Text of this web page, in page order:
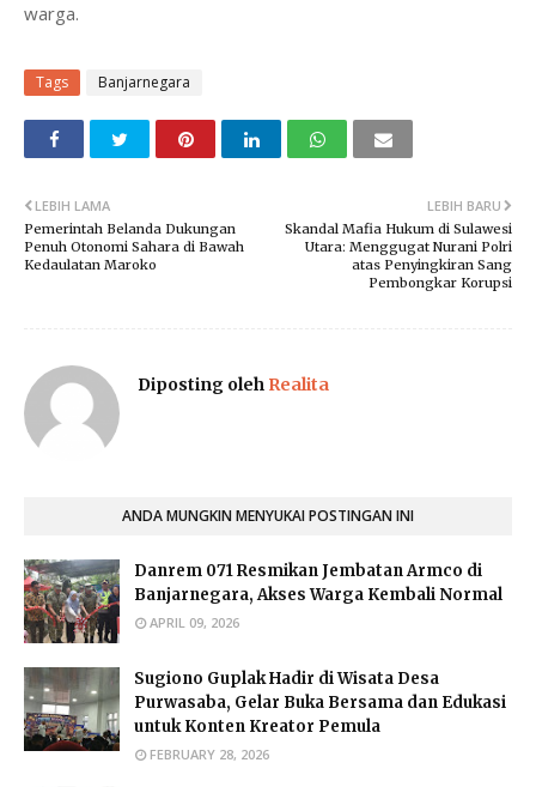
warga.
Tags Banjarnegara
LEBIH BARU
Skandal Mafia Hukum di Sulawesi
Utara: Menggugat Nurani Polri
atas Penyingkiran Sang
Pembongkar Korupsi
LEBIH LAMA
Pemerintah Belanda Dukungan
Penuh Otonomi Sahara di Bawah
Kedaulatan Maroko
Diposting oleh Realita
ANDA MUNGKIN MENYUKAI POSTINGAN INI
Danrem 071 Resmikan Jembatan Armco di
Banjarnegara, Akses Warga Kembali Normal
APRIL 09, 2026
Sugiono Guplak Hadir di Wisata Desa
Purwasaba, Gelar Buka Bersama dan Edukasi
untuk Konten Kreator Pemula
FEBRUARY 28, 2026